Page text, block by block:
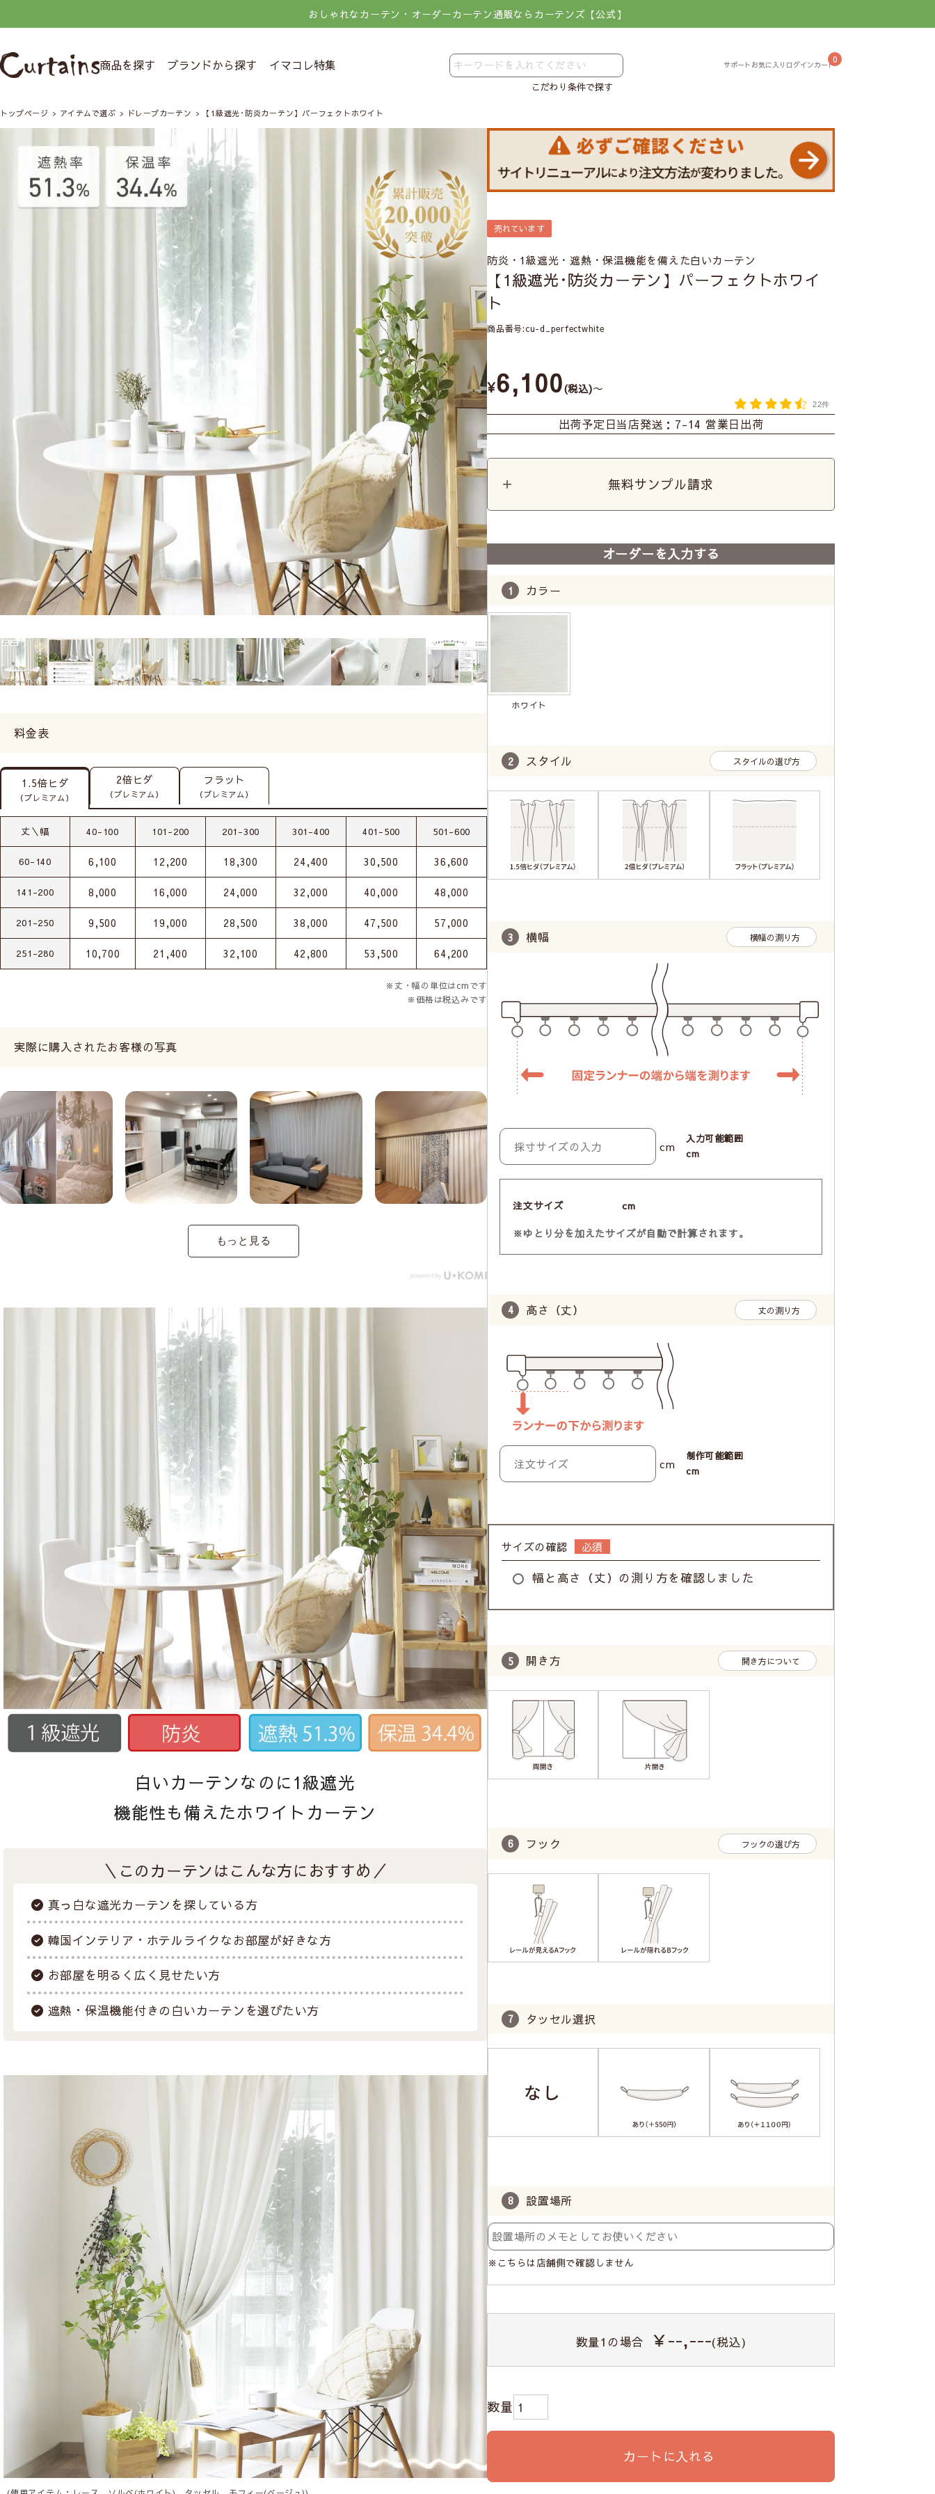
おしゃれなカーテン・オーダーカーテン通販ならカーテンズ【公式】
商品を探す ブランドから探す イマコレ特集
こだわり条件で探す
0
トップページ アイテムで選ぶ ドレープカーテン 【1級遮光･防炎カーテン】パーフェクトホワイト
料金表
1.5倍ヒダ
（プレミアム）
2倍ヒダ
（プレミアム）
フラット
（プレミアム）
丈＼幅 40-100 101-200 201-300 301-400 401-500 501-600
60-140 6,100 12,200 18,300 24,400 30,500 36,600
141-200 8,000 16,000 24,000 32,000 40,000 48,000
201-250 9,500 19,000 28,500 38,000 47,500 57,000
251-280 10,700 21,400 32,100 42,800 53,500 64,200
※丈・幅の単位はcmです
※価格は税込みです
実際に購入されたお客様の写真
もっと見る
白いカーテンなのに1級遮光
機能性も備えたホワイトカーテン
＼このカーテンはこんな方におすすめ／
真っ白な遮光カーテンを探している方
韓国インテリア・ホテルライクなお部屋が好きな方
お部屋を明るく広く見せたい方
遮熱・保温機能付きの白いカーテンを選びたい方
売れています
防炎・1級遮光・遮熱・保温機能を備えた白いカーテン
【1級遮光･防炎カーテン】パーフェクトホワイ
ト
商品番号 cu-d_perfectwhite
¥6,100 税込 〜
22件
出荷予定日当店発送：7-14 営業日出荷
無料サンプル請求
オーダーを入力する
カラー
ホワイト
スタイル スタイルの選び方
横幅 横幅の測り方
cm
入力可能範囲
cm
注文サイズ cm
※ゆとり分を加えたサイズが自動で計算されます。
高さ（丈） 丈の測り方
cm
制作可能範囲
cm
サイズの確認
幅と高さ（丈）の測り方を確認しました
開き方 開き方について
フック フックの選び方
タッセル選択
設置場所
※こちらは店舗側で確認しません
数量1 の場合 ￥--,---(税込)
カートに入れる